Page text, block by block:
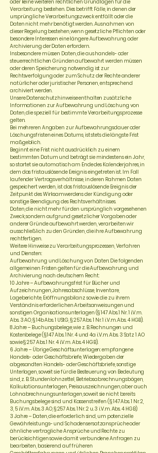
oder keine weiteren rechtlichen Grundlagen für die
Verarbeitung bestehen. Dies betrifft Fälle, in denen der
ursprüngliche Verarbeitungszweck entfällt oder die
Daten nicht mehr benötigt werden. Ausnahmen von
dieser Regelung bestehen, wenn gesetzliche Pflichten oder
besondere Interessen eine längere Aufbewahrung oder
Archivierung der Daten erfordern.
Insbesondere müssen Daten, die aus handels- oder
steuerrechtlichen Gründen aufbewahrt werden müssen
oder deren Speicherung notwendig ist zur
Rechtsverfolgung oder zum Schutz der Rechte anderer
natürlicher oder juristischer Personen, entsprechend
archiviert werden.
Unsere Datenschutzhinweise enthalten zusätzliche
Informationen zur Aufbewahrung und Löschung von
Daten, die speziell für bestimmte Verarbeitungsprozesse
gelten.
Bei mehreren Angaben zur Aufbewahrungsdauer oder
Löschungsfristen eines Datums, ist stets die längste Frist
maßgeblich.
Beginnt eine Frist nicht ausdrücklich zu einem
bestimmten Datum und beträgt sie mindestens ein Jahr,
so startet sie automatisch am Ende des Kalenderjahres, in
dem das fristauslösende Ereignis eingetreten ist. Im Fall
laufender Vertragsverhältnisse, in deren Rahmen Daten
gespeichert werden, ist das fristauslösende Ereignis der
Zeitpunkt des Wirksamwerdens der Kündigung oder
sonstige Beendigung des Rechtsverhältnisses.
Daten, die nicht mehr für den ursprünglich vorgesehenen
Zweck, sondern aufgrund gesetzlicher Vorgaben oder
anderer Gründe aufbewahrt werden, verarbeiten wir
ausschließlich zu den Gründen, die ihre Aufbewahrung
rechtfertigen.
Weitere Hinweise zu Verarbeitungsprozessen, Verfahren
und Diensten:
Aufbewahrung und Löschung von Daten: Die folgenden
allgemeinen Fristen gelten für die Aufbewahrung und
Archivierung nach deutschem Recht:
10 Jahre – Aufbewahrungsfrist für Bücher und
Aufzeichnungen, Jahresabschlüsse, Inventare,
Lageberichte, Eröffnungsbilanz sowie die zu ihrem
Verständnis erforderlichen Arbeitsanweisungen und
sonstigen Organisationsunterlagen (§ 147 Abs. 1 Nr. 1 i.V.m.
Abs. 3 AO, § 14b Abs. 1 UStG, § 257 Abs. 1 Nr. 1 i.V.m. Abs. 4 HGB).
8 Jahre – Buchungsbelege, wie z. B. Rechnungen und
Kostenbelege (§ 147 Abs. 1 Nr. 4 und 4a i.V.m. Abs. 3 Satz 1 AO
sowie § 257 Abs. 1 Nr. 4 i.V.m. Abs. 4 HGB).
6 Jahre – Übrige Geschäftsunterlagen: empfangene
Handels- oder Geschäftsbriefe, Wiedergaben der
abgesandten Handels- oder Geschäftsbriefe, sonstige
Unterlagen, soweit sie für die Besteuerung von Bedeutung
sind, z. B. Stundenlohnzettel, Betriebsabrechnungsbögen,
Kalkulationsunterlagen, Preisauszeichnungen, aber auch
Lohnabrechnungsunterlagen, soweit sie nicht bereits
Buchungsbelege sind und Kassenstreifen (§ 147 Abs. 1 Nr. 2,
3, 5 i.V.m. Abs. 3 AO, § 257 Abs. 1 Nr. 2 u. 3 i.V.m. Abs. 4 HGB).
3 Jahre – Daten, die erforderlich sind, um potenzielle
Gewährleistungs- und Schadensersatzansprüche oder
ähnliche vertragliche Ansprüche und Rechte zu
berücksichtigen sowie damit verbundene Anfragen zu
bearbeiten, basierend auf früheren